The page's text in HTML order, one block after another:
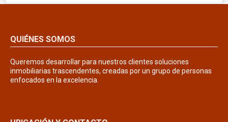
QUIÉNES SOMOS
Queremos desarrollar para nuestros clientes soluciones
inmobiliarias trascendentes, creadas por un grupo de personas
enfocados en la excelencia.